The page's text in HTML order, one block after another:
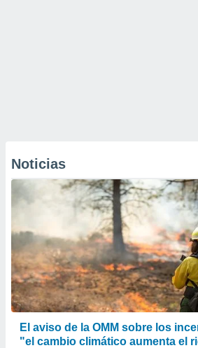
Noticias
El aviso de la OMM sobre los
"el cambio climático aumenta el